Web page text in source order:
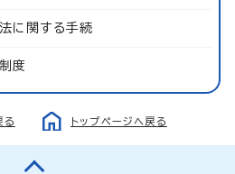
に関する手続
度
る トップページへ戻る